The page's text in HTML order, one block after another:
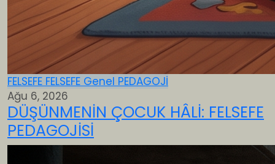
FELSEFE FELSEFE Genel PEDAGOJİ
Ağu 6, 2026
DÜŞÜNMENİN ÇOCUK HÂLİ: FELSEFE
PEDAGOJİSİ